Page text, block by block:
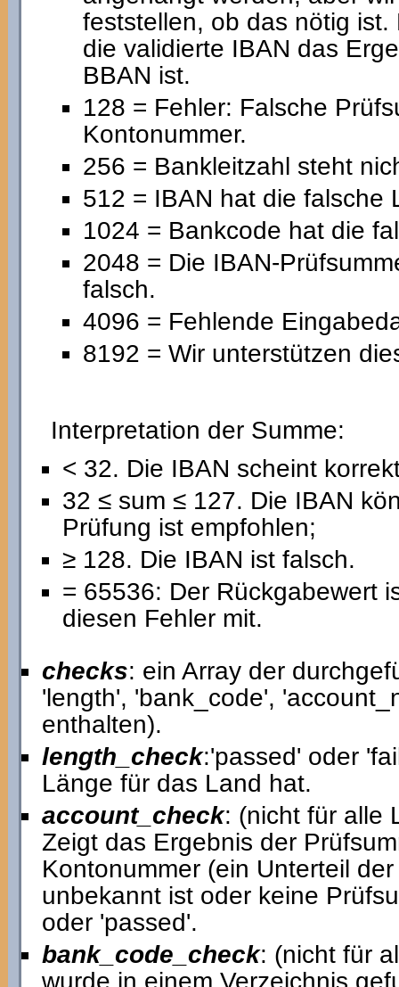
feststellen, ob das nötig
die validierte IBAN das
BBAN ist.
128 = Fehler: Falsche
Kontonummer.
256 = Bankleitzahl steht
512 = IBAN hat die falsche
1024 = Bankcode hat die
2048 = Die IBAN-
falsch.
4096 = Fehlende
8192 = Wir unterstützen
Interpretation der Summe:
< 32. Die IBAN scheint
32 ≤ sum ≤ 127. Die IBAN
Prüfung ist empfohlen;
≥ 128. Die IBAN ist falsch.
= 65536: Der Rückgabewert
diesen Fehler mit.
checks: ein Array der
'length', 'bank_code',
enthalten).
length_check:'passed' oder
Länge für das Land hat.
account_check: (nicht für alle
Zeigt das Ergebnis der
Kontonummer (ein Unterteil
unbekannt ist oder keine
oder 'passed'.
bank_code_check: (nicht für
wurde in einem Verzeichnis